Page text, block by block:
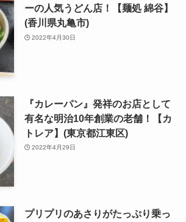
ーの人気うどん店！【麺処 綿谷】
(香川県丸亀市)
2022年4月30日
『カレーパン』発祥のお店として
有名な明治10年創業の老舗！【カ
トレア】(東京都江東区)
2022年4月29日
プリプリのあさりがたっぷり乗っ